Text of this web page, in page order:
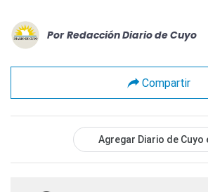
Por Redacción Diario de Cuyo
Compartir
Agregar Diario de Cuyo